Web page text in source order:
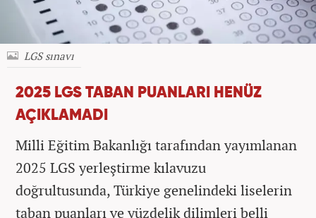
LGS sınavı
2025 LGS TABAN PUANLARI HENÜZ
AÇIKLAMADI
Milli Eğitim Bakanlığı tarafından yayımlanan
2025 LGS yerleştirme kılavuzu
doğrultusunda, Türkiye genelindeki liselerin
taban puanları ve yüzdelik dilimleri belli